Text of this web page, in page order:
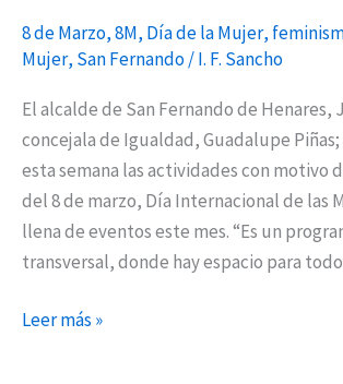
8 de Marzo,8M, Día de la Mujer,
Mujer, San Fernando/I. F. Sancho
El alcalde de San Fernando de Henares,
concejala de Igualdad, Guadalupe
esta semana las actividades con motivo
del 8 de marzo, Día Internacional de las
llena de eventos este mes. “Es un
transversal, donde hay espacio para
Leer más »